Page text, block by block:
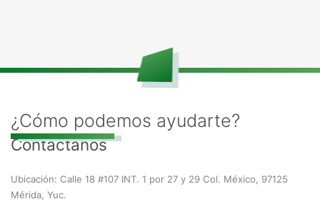
¿Cómo podemos ayudarte?
Contáctanos
Ubicación: Calle 18 #107 INT. 1 por 27 y 29 Col. México, 97125
Mérida, Yuc.